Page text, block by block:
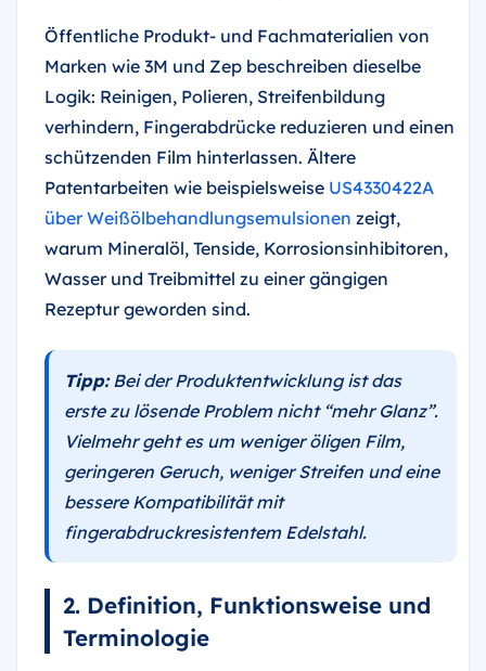
Öffentliche Produkt- und Fachmaterialien von
Marken wie 3M und Zep beschreiben dieselbe
Logik: Reinigen, Polieren, Streifenbildung
verhindern, Fingerabdrücke reduzieren und einen
schützenden Film hinterlassen. Ältere
Patentarbeiten wie beispielsweise US4330422A
über Weißölbehandlungsemulsionen zeigt,
warum Mineralöl, Tenside, Korrosionsinhibitoren,
Wasser und Treibmittel zu einer gängigen
Rezeptur geworden sind.
Tipp:Bei der Produktentwicklung ist das
erste zu lösende Problem nicht “mehr Glanz”.
Vielmehr geht es um weniger öligen Film,
geringeren Geruch, weniger Streifen und eine
bessere Kompatibilität mit
fingerabdruckresistentem Edelstahl.
2. Definition, Funktionsweise und
Terminologie